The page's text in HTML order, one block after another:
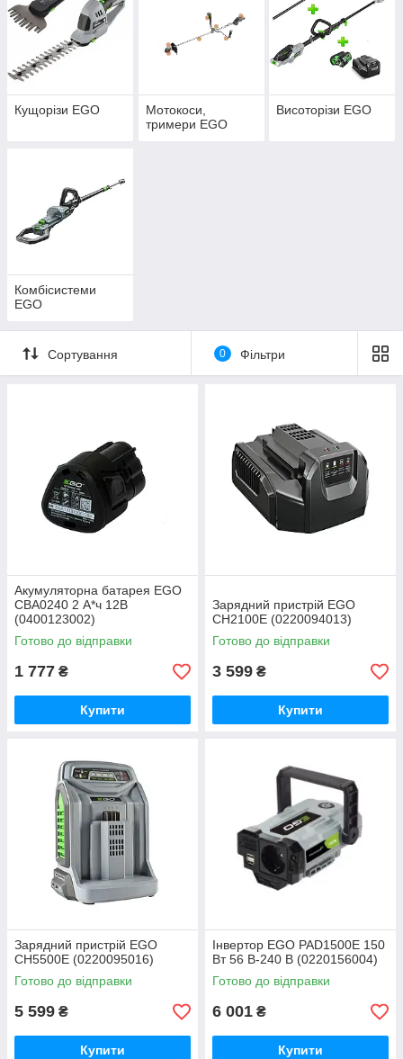
Кущорізи EGO
Мотокоси,
тримери EGO
Висоторізи EGO
Комбісистеми
EGO
Сортування 0 Фільтри
Акумуляторна батарея EGO
CBA0240 2 А*ч 12В
(0400123002)
Готово до відправки
1 777 ₴
Купити
Зарядний пристрій EGO
CH2100E (0220094013)
Готово до відправки
3 599 ₴
Купити
Зарядний пристрій EGO
CH5500E (0220095016)
Готово до відправки
5 599 ₴
Купити
Інвертор EGO PAD1500E 150
Вт 56 В-240 В (0220156004)
Готово до відправки
6 001 ₴
Купити